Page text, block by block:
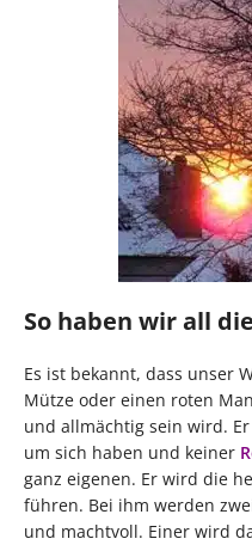
So haben wir all
Es ist bekannt, dass unser
Mütze oder einen roten
und allmächtig sein wird.
um sich haben und keiner
ganz eigenen. Er wird die
führen. Bei ihm werden
und machtvoll. Einer wird